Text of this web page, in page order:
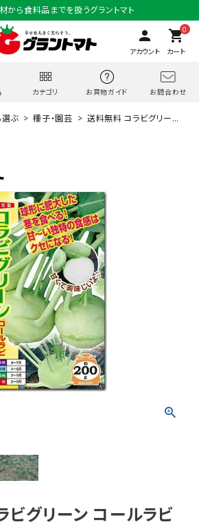
から食料品までを扱うグラントマト
person
アカウント
0
shopping_cart
カート
カテゴリ お買物ガイド お問合わせ
選ぶ 種子・園芸
送料無料 コラビグリーン
ビグリーン コールラビ